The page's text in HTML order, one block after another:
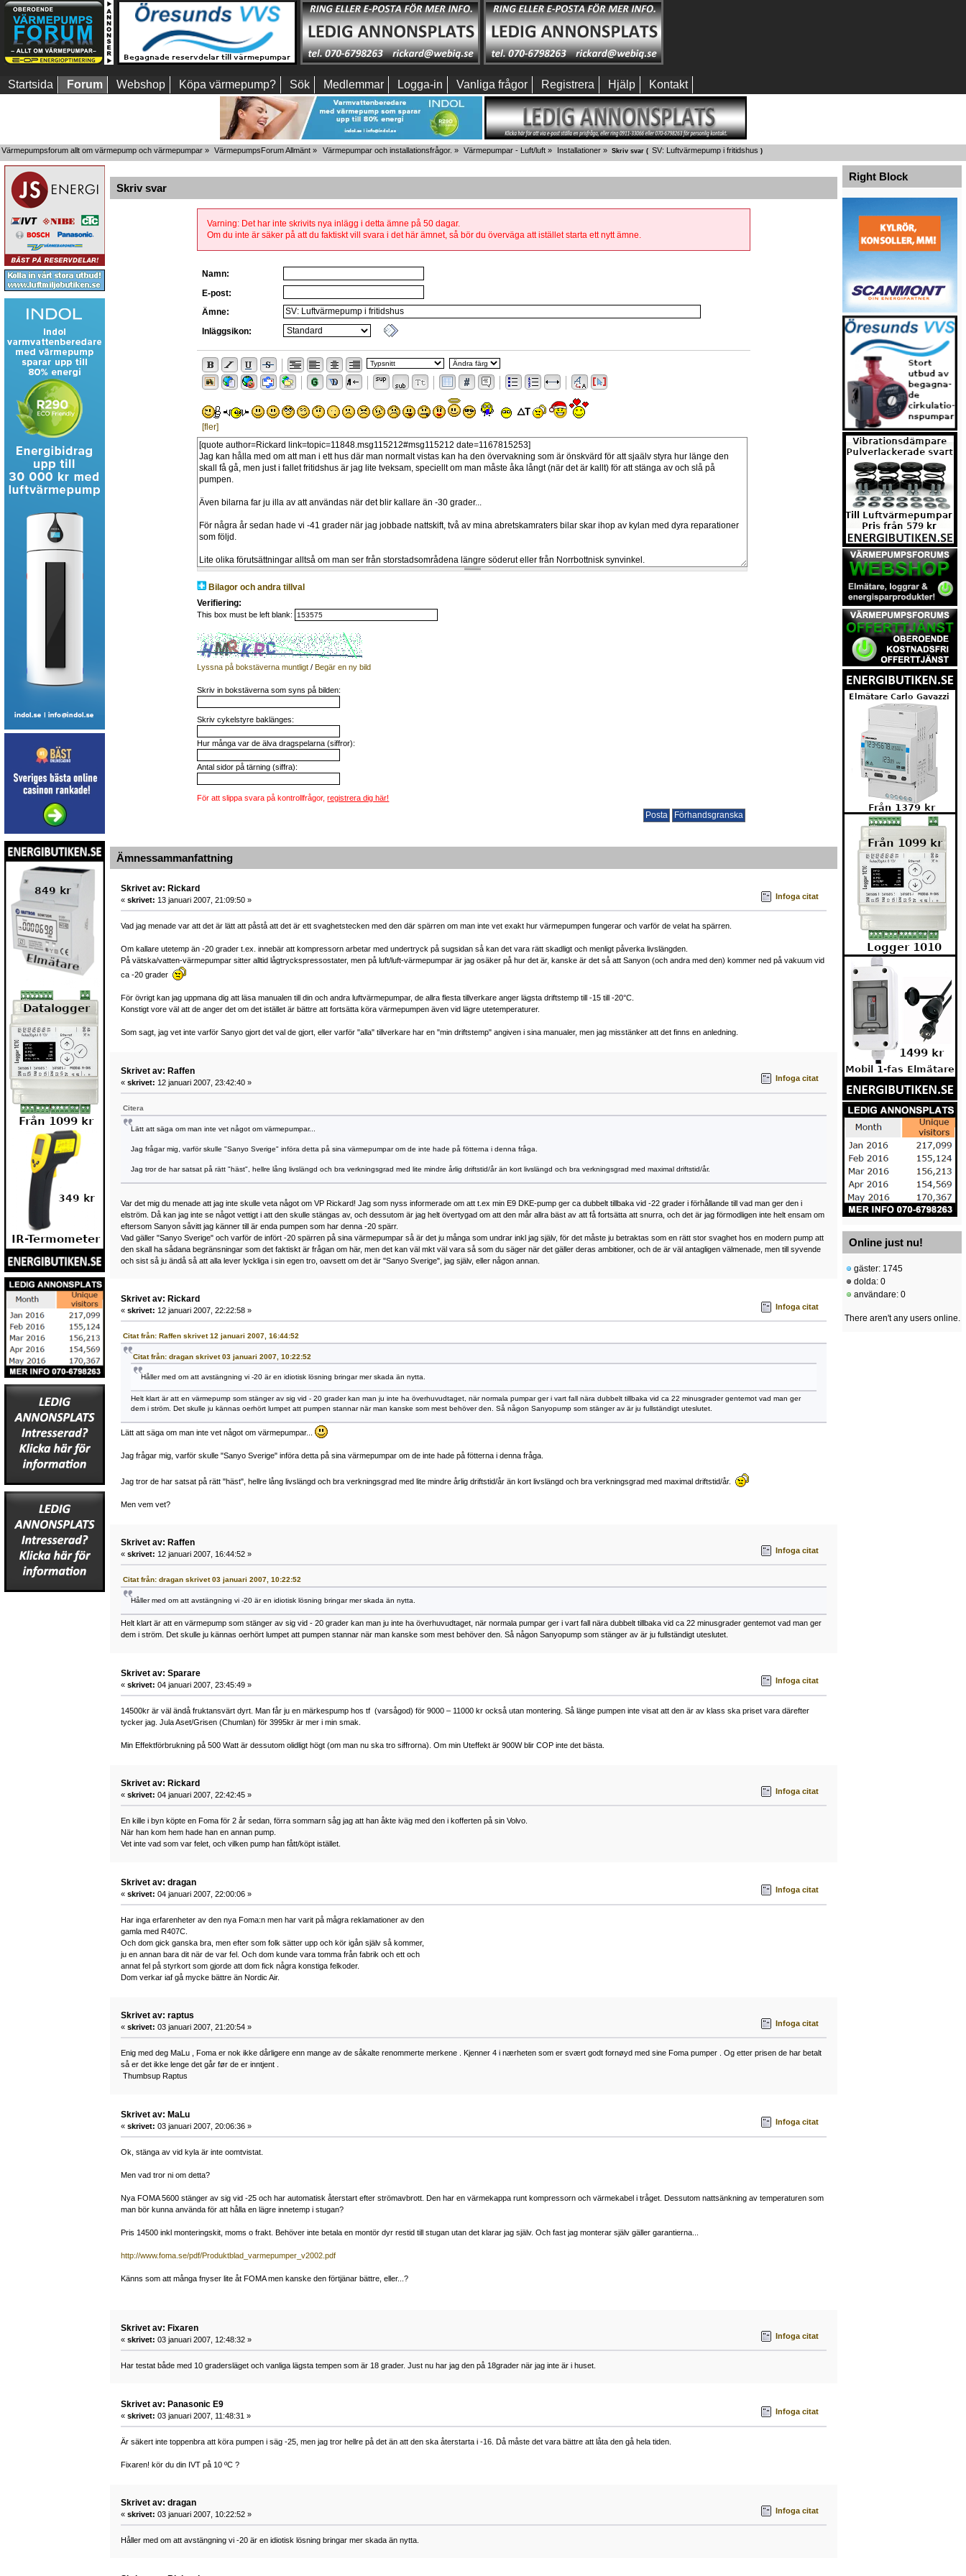
Startsida Forum Webshop Köpa värmepump? Sök Medlemmar Logga-in Vanliga frågor Registrera Hjälp Kontakt
Värmepumpsforum allt om värmepump och värmepumpar » VärmepumpsForum Allmänt » Värmepumpar och installationsfrågor. » Värmepumpar - Luft/luft» Installationer » Skriv svar ( SV: Luftvärmepump i fritidshus )
Skriv svar
Varning: Det har inte skrivits nya inlägg i detta ämne på 50 dagar.
Om du inte är säker på att du faktiskt vill svara i det här ämnet, så bör du överväga att istället starta ett nytt ämne.
Namn:
E-post:
Ämne:
Inläggsikon:
[fler]
Bilagor och andra tillval
Verifiering:
This box must be left blank:
Lyssna på bokstäverna muntligt /Begär en ny bild
Skriv in bokstäverna som syns på bilden:
Skriv cykelstyre baklänges:
Hur många var de älva dragspelarna (siffror):
Antal sidor på tärning (siffra):
För att slippa svara på kontrollfrågor,registrera dig här!
Ämnessammanfattning
Skrivet av: Rickard
« skrivet: 13 januari 2007, 21:09:50 » Infoga citat
Vad jag menade var att det är lätt att påstå att det är ett svaghetstecken med den där spärren om man inte vet exakt hur värmepumpen fungerar och varför de velat ha spärren.
Om kallare utetemp än -20 grader t.ex. innebär att kompressorn arbetar med undertryck på sugsidan så kan det vara rätt skadligt och menligt påverka livslängden.
På vätska/vatten-värmepumpar sitter alltid lågtryckspressostater, men på luft/luft-värmepumpar är jag osäker på hur det är, kanske är det så att Sanyon (och andra med den) kommer ned på vakuum vid
ca -20 grader
För övrigt kan jag uppmana dig att läsa manualen till din och andra luftvärmepumpar, de allra flesta tillverkare anger lägsta driftstemp till -15 till -20°C.
Konstigt vore väl att de anger det om det istället är bättre att fortsätta köra värmepumpen även vid lägre utetemperaturer.
Som sagt, jag vet inte varför Sanyo gjort det val de gjort, eller varför "alla" tillverkare har en "min driftstemp" angiven i sina manualer, men jag misstänker att det finns en anledning.
Skrivet av: Raffen
« skrivet: 12 januari 2007, 23:42:40 » Infoga citat
Citera
Lätt att säga om man inte vet något om värmepumpar...
Jag frågar mig, varför skulle "Sanyo Sverige" införa detta på sina värmepumpar om de inte hade på fötterna i denna fråga.
Jag tror de har satsat på rätt "häst", hellre lång livslängd och bra verkningsgrad med lite mindre årlig driftstid/år än kort livslängd och bra verkningsgrad med maximal driftstid/år.
Var det mig du menade att jag inte skulle veta något om VP Rickard! Jag som nyss informerade om att t.ex min E9 DKE-pump ger ca dubbelt tillbaka vid -22 grader i förhållande till vad man ger den i
elström. Då kan jag inte se något vettigt i att den skulle stängas av, och dessutom är jag helt övertygad om att den mår allra bäst av att få fortsätta att snurra, och det är jag förmodligen inte helt ensam om
eftersom Sanyon såvitt jag känner till är enda pumpen som har denna -20 spärr.
Vad gäller "Sanyo Sverige" och varför de infört -20 spärren på sina värmepumpar så är det ju många som undrar inkl jag själv, för det måste ju betraktas som en rätt stor svaghet hos en modern pump att
den skall ha sådana begränsningar som det faktiskt är frågan om här, men det kan väl mkt väl vara så som du säger när det gäller deras ambitioner, och de är väl antagligen välmenade, men till syvende
och sist så ju ändå så att alla lever lyckliga i sin egen tro, oavsett om det är "Sanyo Sverige", jag själv, eller någon annan.
Skrivet av: Rickard
« skrivet: 12 januari 2007, 22:22:58 » Infoga citat
Citat från: Raffen skrivet 12 januari 2007, 16:44:52
Citat från: dragan skrivet 03 januari 2007, 10:22:52
Håller med om att avstängning vi -20 är en idiotisk lösning bringar mer skada än nytta.
Helt klart är att en värmepump som stänger av sig vid - 20 grader kan man ju inte ha överhuvudtaget, när normala pumpar ger i vart fall nära dubbelt tillbaka vid ca 22 minusgrader gentemot vad man ger
dem i ström. Det skulle ju kännas oerhört lumpet att pumpen stannar när man kanske som mest behöver den. Så någon Sanyopump som stänger av är ju fullständigt uteslutet.
Lätt att säga om man inte vet något om värmepumpar...
Jag frågar mig, varför skulle "Sanyo Sverige" införa detta på sina värmepumpar om de inte hade på fötterna i denna fråga.
Jag tror de har satsat på rätt "häst", hellre lång livslängd och bra verkningsgrad med lite mindre årlig driftstid/år än kort livslängd och bra verkningsgrad med maximal driftstid/år.
Men vem vet?
Skrivet av: Raffen
« skrivet: 12 januari 2007, 16:44:52 » Infoga citat
Citat från: dragan skrivet 03 januari 2007, 10:22:52
Håller med om att avstängning vi -20 är en idiotisk lösning bringar mer skada än nytta.
Helt klart är att en värmepump som stänger av sig vid - 20 grader kan man ju inte ha överhuvudtaget, när normala pumpar ger i vart fall nära dubbelt tillbaka vid ca 22 minusgrader gentemot vad man ger
dem i ström. Det skulle ju kännas oerhört lumpet att pumpen stannar när man kanske som mest behöver den. Så någon Sanyopump som stänger av är ju fullständigt uteslutet.
Skrivet av: Sparare
« skrivet: 04 januari 2007, 23:45:49 » Infoga citat
14500kr är väl ändå fruktansvärt dyrt. Man får ju en märkespump hos tf (varsågod) för 9000 – 11000 kr också utan montering. Så länge pumpen inte visat att den är av klass ska priset vara därefter
tycker jag. Jula Aset/Grisen (Chumlan) för 3995kr är mer i min smak.
Min Effektförbrukning på 500 Watt är dessutom olidligt högt (om man nu ska tro siffrorna). Om min Uteffekt är 900W blir COP inte det bästa.
Skrivet av: Rickard
« skrivet: 04 januari 2007, 22:42:45 » Infoga citat
En kille i byn köpte en Foma för 2 år sedan, förra sommarn såg jag att han åkte iväg med den i kofferten på sin Volvo.
När han kom hem hade han en annan pump.
Vet inte vad som var felet, och vilken pump han fått/köpt istället.
Skrivet av: dragan
« skrivet: 04 januari 2007, 22:00:06 » Infoga citat
Har inga erfarenheter av den nya Foma:n men har varit på mågra reklamationer av den
gamla med R407C.
Och dom gick ganska bra, men efter som folk sätter upp och kör igån själv så kommer,
ju en annan bara dit när de var fel. Och dom kunde vara tomma från fabrik och ett och
annat fel på styrkort som gjorde att dom fick några konstiga felkoder.
Dom verkar iaf gå mycke bättre än Nordic Air.
Skrivet av: raptus
« skrivet: 03 januari 2007, 21:20:54 » Infoga citat
Enig med deg MaLu , Foma er nok ikke dårligere enn mange av de såkalte renommerte merkene . Kjenner 4 i nærheten som er svært godt fornøyd med sine Foma pumper . Og etter prisen de har betalt
så er det ikke lenge det går før de er inntjent .
Thumbsup Raptus
Skrivet av: MaLu
« skrivet: 03 januari 2007, 20:06:36 » Infoga citat
Ok, stänga av vid kyla är inte oomtvistat.
Men vad tror ni om detta?
Nya FOMA 5600 stänger av sig vid -25 och har automatisk återstart efter strömavbrott. Den har en värmekappa runt kompressorn och värmekabel i tråget. Dessutom nattsänkning av temperaturen som
man bör kunna använda för att hålla en lägre innetemp i stugan?
Pris 14500 inkl monteringskit, moms o frakt. Behöver inte betala en montör dyr restid till stugan utan det klarar jag själv. Och fast jag monterar själv gäller garantierna...
http://www.foma.se/pdf/Produktblad_varmepumper_v2002.pdf
Känns som att många fnyser lite åt FOMA men kanske den förtjänar bättre, eller...?
Skrivet av: Fixaren
« skrivet: 03 januari 2007, 12:48:32 » Infoga citat
Har testat både med 10 gradersläget och vanliga lägsta tempen som är 18 grader. Just nu har jag den på 18grader när jag inte är i huset.
Skrivet av: Panasonic E9
« skrivet: 03 januari 2007, 11:48:31 » Infoga citat
Är säkert inte toppenbra att köra pumpen i säg -25, men jag tror hellre på det än att den ska återstarta i -16. Då måste det vara bättre att låta den gå hela tiden.
Fixaren! kör du din IVT på 10 ºC ?
Skrivet av: dragan
« skrivet: 03 januari 2007, 10:22:52 » Infoga citat
Håller med om att avstängning vi -20 är en idiotisk lösning bringar mer skada än nytta.
Right Block
Online just nu!
gäster: 1745
dolda: 0
användare: 0
There aren't any users online.